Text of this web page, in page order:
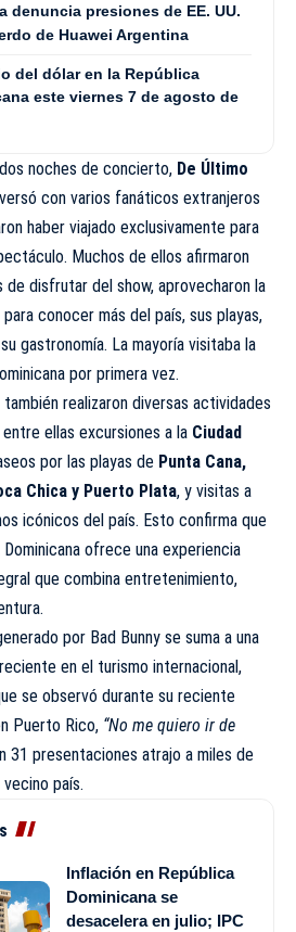
denuncia presiones de EE. UU.
de Huawei Argentina
del dólar en la República
este viernes 7 de agosto de
noches de concierto, De Último
con varios fanáticos extranjeros
haber viajado exclusivamente para
Muchos de ellos afirmaron
de disfrutar del show, aprovecharon la
conocer más del país, sus playas,
gastronomía. La mayoría visitaba la
por primera vez.
realizaron diversas actividades
ellas excursiones a la Ciudad
por las playas de Punta Cana,
Chica y Puerto Plata, y visitas a
icónicos del país. Esto confirma que
Dominicana ofrece una experiencia
que combina entretenimiento,
por Bad Bunny se suma a una
en el turismo internacional,
se observó durante su reciente
Puerto Rico, “No me quiero ir de
31 presentaciones atrajo a miles de
país.
Inflación en República
Dominicana se
desacelera en julio; IPC